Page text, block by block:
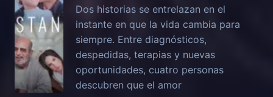
Dos historias se entrelazan en el
instante en que la vida cambia para
siempre. Entre diagnósticos,
despedidas, terapias y nuevas
oportunidades, cuatro personas
descubren que el amor